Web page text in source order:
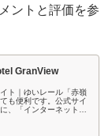
ントと評価を参
GranView
ト｜ゆいレール「赤嶺
も便利です。公式サイ
、「インターネット予